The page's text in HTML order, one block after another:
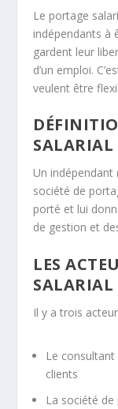
Le portage
indépendants à
gardent leur
d’un emploi.
veulent être
SALARIAL
Un
société de
porté et lui
de gestion et
LES
SALARIAL
Il y a trois
Le
clients
La société